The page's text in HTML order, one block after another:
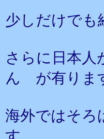
少しだけでも
さらに日本
ん が有りま
海外ではそろ